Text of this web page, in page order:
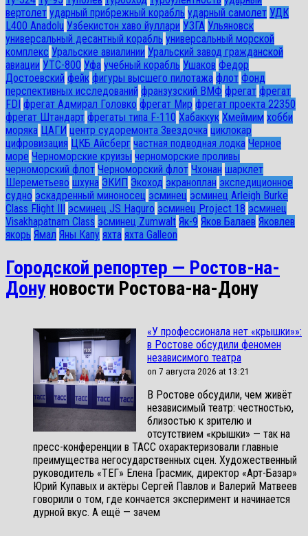
вертолет ударный прибрежный корабль ударный самолет УДК
L400 Anadolu Узбекистон хаво йуллари УЗГА Ульяновск
универсальный десантный корабль универсальный морской
комплекс Уральские авиалинии Уральский завод гражданской
авиации УТС-800 Уфа учебный корабль Ушаков Федор
Достоевский фейк фигуры высшего пилотажа флот Фонд
перспективных исследований франзузский ВМФ фрегат фрегат
FDI фрегат Адмирал Головко фрегат Мир фрегат проекта 22350
фрегат Штандарт фрегаты типа F-110 Хабаккук Хмеймим хобби
моряка ЦАГИ центр судоремонта Звездочка циклокар
цифровизация ЦКБ Айсберг частная подводная лодка Черное
море Черноморские круизы черноморские проливы
черноморский флот Черноморский флот Чхонан шарклет
Шереметьево шхуна ЭКИП Экоход экраноплан экспедиционное
судно эскадренный миноносец эсминец эсминец Arleigh Burke
Class Flight III
эсминец JS Haguro эсминец Project 18 эсминец
Visakhapatnam Class эсминец Zumwalt Як-9 Яков Балаев Яковлев
якорь Ямал Яны Капу яхта яхта Galleon
Городской репортер — Ростов-на-
Дону новости Ростова-на-Дону
«У профессионала нет «крышки»»:
в Ростове обсудили феномен
независимого театра
on 7 августа 2026 at 13:21
В Ростове обсудили, чем живёт
независимый театр: честностью,
близостью к зрителю и
отсутствием «крышки» — так на
пресс-конференции в ТАСС охарактеризовали главные
преимущества негосударственных сцен. Художественный
руководитель «ТЕГ» Елена Грасмик, директор «Арт-Базар»
Юрий Купавых и актёры Сергей Павлов и Валерий Матвеев
говорили о том, где кончается эксперимент и начинается
дурной вкус. А ещё — зачем